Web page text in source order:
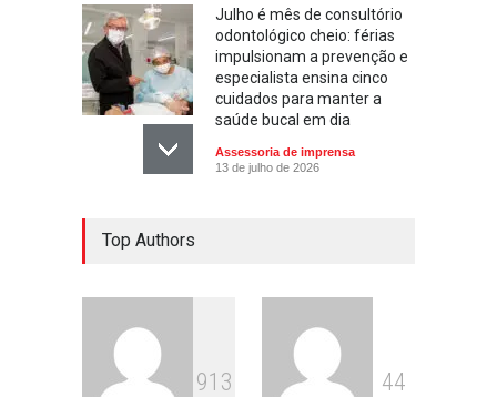
Julho é mês de consultório
odontológico cheio: férias
impulsionam a prevenção e
especialista ensina cinco
cuidados para manter a
saúde bucal em dia
Assessoria de imprensa
13 de julho de 2026
13 de julho de 2026
Top Authors
913 44